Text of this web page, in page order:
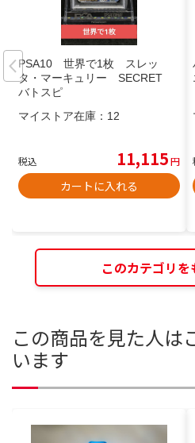
PSA10 世界で1枚 スレッ
タ・マーキュリー SECRET
バトスピ
マイストア在庫： 12
税込 11,115円
カートに入れる
このカテゴリを
この商品を見た人は
います